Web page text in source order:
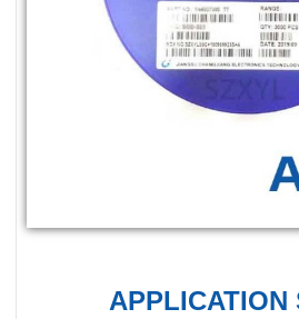
APPLICATION